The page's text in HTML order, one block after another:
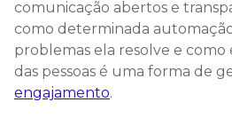
comunicação abertos e
como determinada
problemas ela resolve e como
das pessoas é uma forma de
engajamento.